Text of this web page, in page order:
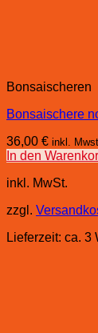
Bonsaischeren
Bonsaischere
36,00 € inkl. Mwst.
In den
inkl. MwSt.
zzgl.
Lieferzeit: ca. 3